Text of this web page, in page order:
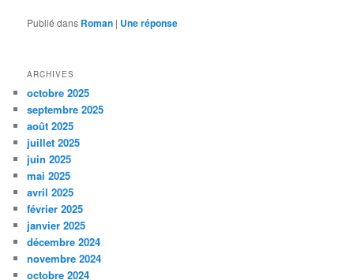
Publié dans Roman | Uneréponse
ARCHIVES
octobre 2025
septembre 2025
août 2025
juillet 2025
juin 2025
mai 2025
avril 2025
février 2025
janvier 2025
décembre 2024
novembre 2024
octobre 2024